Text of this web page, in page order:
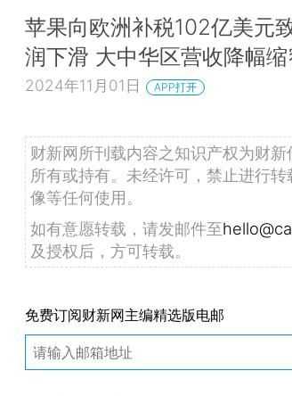
苹果向欧洲补税102亿美元
润下滑 大中华区营收降幅缩
2024年11月01日 APP打开
财新网所刊载内容之知识产权为财
所有或持有。未经许可，禁止进行
像等任何使用。
如有意愿转载，请发邮件至
及授权后，方可转载。
免费订阅财新网主编精选版电邮